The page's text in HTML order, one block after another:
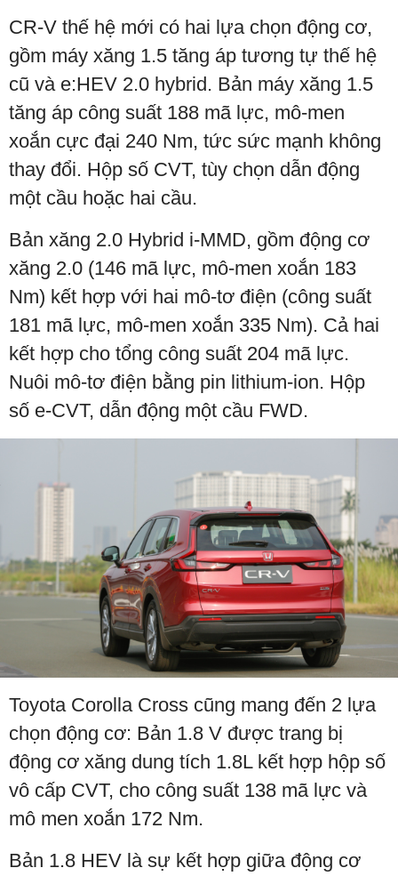
CR-V thế hệ mới có hai lựa chọn động cơ,
gồm máy xăng 1.5 tăng áp tương tự thế hệ
cũ và e:HEV 2.0 hybrid. Bản máy xăng 1.5
tăng áp công suất 188 mã lực, mô-men
xoắn cực đại 240 Nm, tức sức mạnh không
thay đổi. Hộp số CVT, tùy chọn dẫn động
một cầu hoặc hai cầu.
Bản xăng 2.0 Hybrid i-MMD, gồm động cơ
xăng 2.0 (146 mã lực, mô-men xoắn 183
Nm) kết hợp với hai mô-tơ điện (công suất
181 mã lực, mô-men xoắn 335 Nm). Cả hai
kết hợp cho tổng công suất 204 mã lực.
Nuôi mô-tơ điện bằng pin lithium-ion. Hộp
số e-CVT, dẫn động một cầu FWD.
Toyota Corolla Cross cũng mang đến 2 lựa
chọn động cơ: Bản 1.8 V được trang bị
động cơ xăng dung tích 1.8L kết hợp hộp số
vô cấp CVT, cho công suất 138 mã lực và
mô men xoắn 172 Nm.
Bản 1.8 HEV là sự kết hợp giữa động cơ